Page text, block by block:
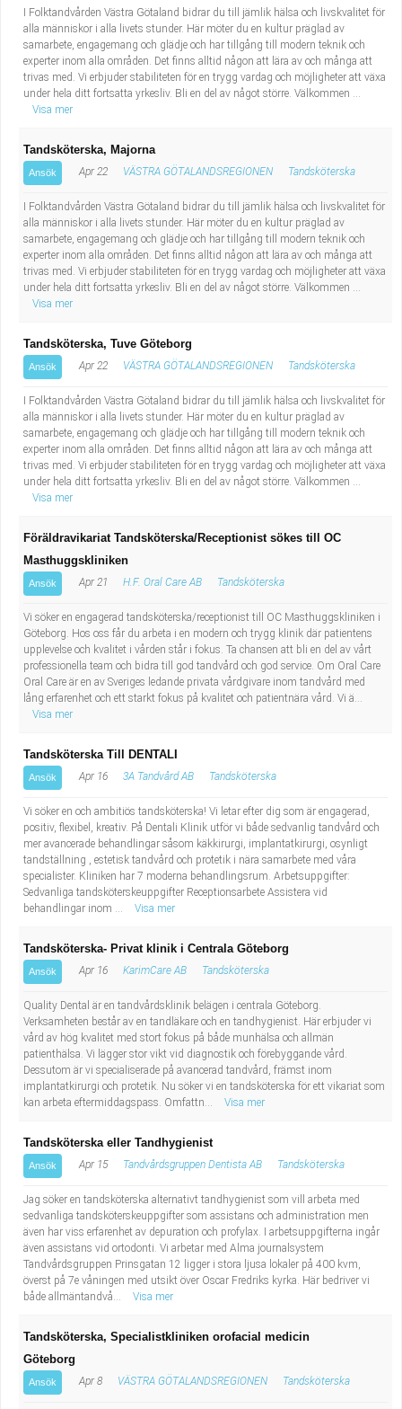
I Folktandvården Västra Götaland bidrar du till jämlik hälsa och livskvalitet för
alla människor i alla livets stunder. Här möter du en kultur präglad av
samarbete, engagemang och glädje och har tillgång till modern teknik och
experter inom alla områden. Det finns alltid någon att lära av och många att
trivas med. Vi erbjuder stabiliteten för en trygg vardag och möjligheter att växa
under hela ditt fortsatta yrkesliv. Bli en del av något större. Välkommen ...
Visa mer
Tandsköterska, Majorna
Ansök Apr 22 VÄSTRA GÖTALANDSREGIONEN Tandsköterska
I Folktandvården Västra Götaland bidrar du till jämlik hälsa och livskvalitet för
alla människor i alla livets stunder. Här möter du en kultur präglad av
samarbete, engagemang och glädje och har tillgång till modern teknik och
experter inom alla områden. Det finns alltid någon att lära av och många att
trivas med. Vi erbjuder stabiliteten för en trygg vardag och möjligheter att växa
under hela ditt fortsatta yrkesliv. Bli en del av något större. Välkommen ...
Visa mer
Tandsköterska, Tuve Göteborg
Ansök Apr 22 VÄSTRA GÖTALANDSREGIONEN Tandsköterska
I Folktandvården Västra Götaland bidrar du till jämlik hälsa och livskvalitet för
alla människor i alla livets stunder. Här möter du en kultur präglad av
samarbete, engagemang och glädje och har tillgång till modern teknik och
experter inom alla områden. Det finns alltid någon att lära av och många att
trivas med. Vi erbjuder stabiliteten för en trygg vardag och möjligheter att växa
under hela ditt fortsatta yrkesliv. Bli en del av något större. Välkommen ...
Visa mer
Föräldravikariat Tandsköterska/Receptionist sökes till OC
Masthuggskliniken
Ansök Apr 21 H.F. Oral Care AB Tandsköterska
Vi söker en engagerad tandsköterska/receptionist till OC Masthuggskliniken i
Göteborg. Hos oss får du arbeta i en modern och trygg klinik där patientens
upplevelse och kvalitet i vården står i fokus. Ta chansen att bli en del av vårt
professionella team och bidra till god tandvård och god service. Om Oral Care
Oral Care är en av Sveriges ledande privata vårdgivare inom tandvård med
lång erfarenhet och ett starkt fokus på kvalitet och patientnära vård. Vi ä...
Visa mer
Tandsköterska Till DENTALI
Ansök Apr 16 3A Tandvård AB Tandsköterska
Vi söker en och ambitiös tandsköterska! Vi letar efter dig som är engagerad,
positiv, flexibel, kreativ. På Dentali Klinik utför vi både sedvanlig tandvård och
mer avancerade behandlingar såsom käkkirurgi, implantatkirurgi, osynligt
tandställning , estetisk tandvård och protetik i nära samarbete med våra
specialister. Kliniken har 7 moderna behandlingsrum. Arbetsuppgifter:
Sedvanliga tandsköterskeuppgifter Receptionsarbete Assistera vid
behandlingar inom ...
Visa mer
Tandsköterska- Privat klinik i Centrala Göteborg
Ansök Apr 16 KarimCare AB Tandsköterska
Quality Dental är en tandvårdsklinik belägen i centrala Göteborg.
Verksamheten består av en tandläkare och en tandhygienist. Här erbjuder vi
vård av hög kvalitet med stort fokus på både munhälsa och allmän
patienthälsa. Vi lägger stor vikt vid diagnostik och förebyggande vård.
Dessutom är vi specialiserade på avancerad tandvård, främst inom
implantatkirurgi och protetik. Nu söker vi en tandsköterska för ett vikariat som
kan arbeta eftermiddagspass. Omfattn...
Visa mer
Tandsköterska eller Tandhygienist
Ansök Apr 15 Tandvårdsgruppen Dentista AB Tandsköterska
Jag söker en tandsköterska alternativt tandhygienist som vill arbeta med
sedvanliga tandsköterskeuppgifter som assistans och administration men
även har viss erfarenhet av depuration och profylax. I arbetsuppgifterna ingår
även assistans vid ortodonti. Vi arbetar med Alma journalsystem
Tandvårdsgruppen Prinsgatan 12 ligger i stora ljusa lokaler på 400 kvm,
överst på 7e våningen med utsikt över Oscar Fredriks kyrka. Här bedriver vi
både allmäntandvå...
Visa mer
Tandsköterska, Specialistkliniken orofacial medicin
Göteborg
Ansök Apr 8 VÄSTRA GÖTALANDSREGIONEN Tandsköterska